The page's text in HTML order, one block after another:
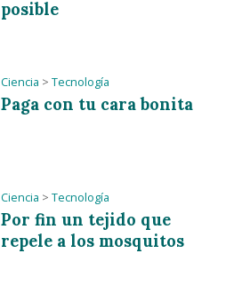
posible
Ciencia > Tecnología
Paga con tu cara bonita
Ciencia > Tecnología
Por fin un tejido que
repele a los mosquitos